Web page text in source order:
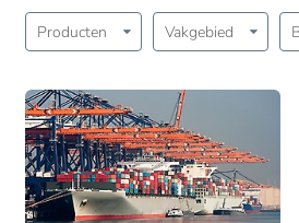
Producten Vakgebied